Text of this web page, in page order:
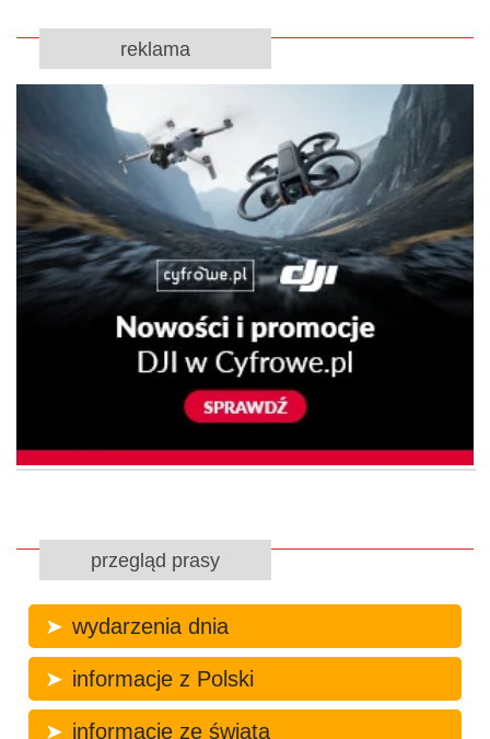
reklama
przegląd prasy
wydarzenia dnia
informacje z Polski
informacje ze świata